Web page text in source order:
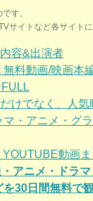
す。
サイトなど各サイトに
内容&出演者
無料動画/映画
けでなく、人
・アニメ・グ
YOUTUBE動画
アニメ・ドラ
を30日間無料で